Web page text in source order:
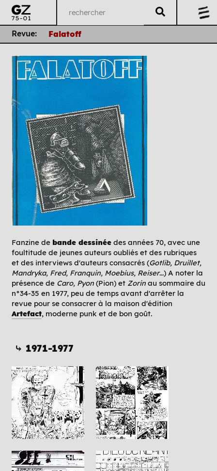
Revue: Falatoff
Fanzine de bande dessinée des années 70, avec une
foultitude de jeunes auteurs oubliés et des rubriques
et des interviews d'auteurs consacrés (Gotlib, Druillet,
Mandryka, Fred, Franquin, Moebius, Reiser...) A noter la
présence de Caro, Pyon (Pion) et Zorin au sommaire du
n°34-35 en 1977, peu de temps avant d'arrêter la
revue pour se consacrer à la maison d'édition
Artefact, moderne punk et de bon goût.
⤷ 1971-1977